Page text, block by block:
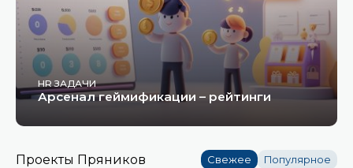
HR ЗАДАЧИ
Арсенал геймификации – рейтинги
Проекты Пряников Свежее Популярное